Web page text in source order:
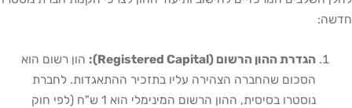
חדשה:
הגדרת ההון הרשום (Registered Capital):
הון רשום הוא
הסכום שהחברה הצהירה עליו בתזכיר ההתאגדות. לחברת
נוסטרו בסיסית, ההון הרשום המינימלי הוא 1 ש"ח (לפי חוק